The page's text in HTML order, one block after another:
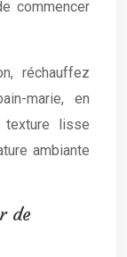
commencer
réchauffez
marie, en
texture lisse
ambiante
de